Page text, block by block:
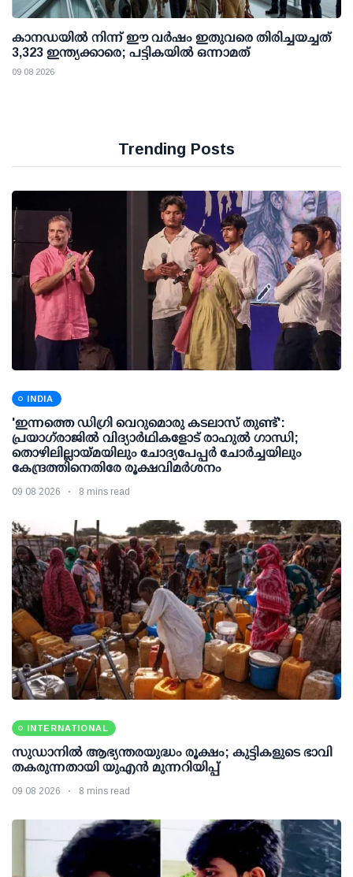
കാനഡയിൽ നിന്ന് ഈ വർഷം ഇതുവരെ തിരിച്ചയച്ചത്
3,323 ഇന്ത്യക്കാരെ; പട്ടികയിൽ ഒന്നാമത്
09 08 2026
Trending Posts
INDIA
'ഇന്നത്തെ ഡിഗ്രി വെറുമൊരു കടലാസ് തുണ്ട്':
പ്രയാഗ്‌രാജില്‍ വിദ്യാര്‍ഥികളോട് രാഹുല്‍ ഗാന്ധി;
തൊഴിലില്ലായ്മയിലും ചോദ്യപേപ്പര്‍ ചോര്‍ച്ചയിലും
കേന്ദ്രത്തിനെതിരേ രൂക്ഷവിമര്‍ശനം
09 08 2026 8 mins read
INTERNATIONAL
സുഡാനിൽ ആഭ്യന്തരയുദ്ധം രൂക്ഷം; കുട്ടികളുടെ ഭാവി
തകരുന്നതായി യുഎൻ മുന്നറിയിപ്പ്
09 08 2026 8 mins read